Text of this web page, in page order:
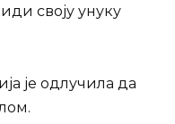
своју унуку
је одлучила да